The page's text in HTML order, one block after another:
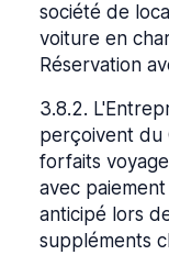
société de
voiture en
Réservation
3.8.2.
perçoivent du
forfaits
avec
anticipé lors
suppléments